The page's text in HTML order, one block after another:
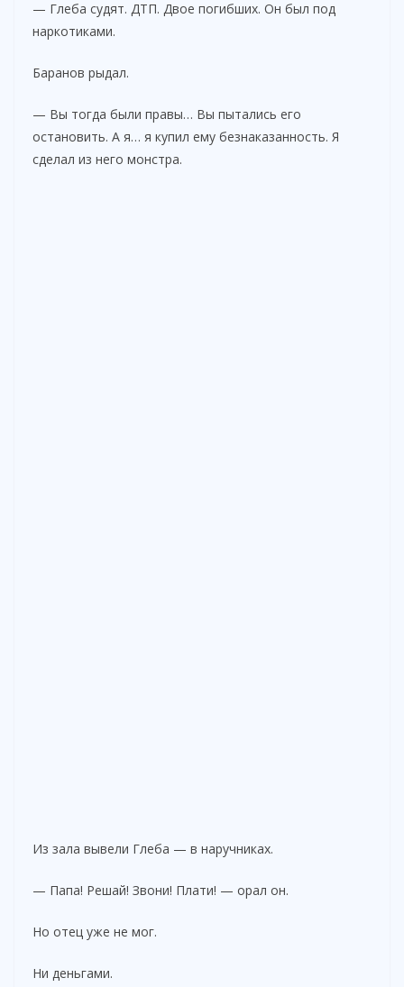
— Глеба судят. ДТП. Двое погибших. Он был под
наркотиками.
Баранов рыдал.
— Вы тогда были правы… Вы пытались его
остановить. А я… я купил ему безнаказанность. Я
сделал из него монстра.
Из зала вывели Глеба — в наручниках.
— Папа! Решай! Звони! Плати! — орал он.
Но отец уже не мог.
Ни деньгами.